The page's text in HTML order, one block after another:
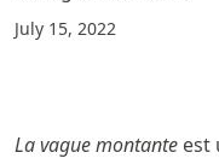
article
content
July 15, 2022
La vague montante est